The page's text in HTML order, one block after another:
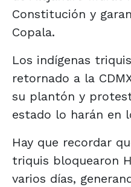
Constitución y
Copala.
Los indígenas
retornado a la
su plantón y
estado lo harán en
Hay que recordar
triquis bloquearon
varios días,